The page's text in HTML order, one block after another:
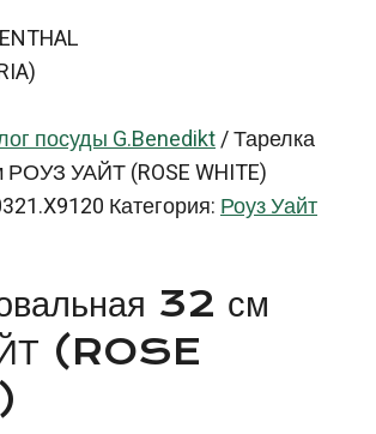
посуды G.Benedikt/Тарелка
РОУЗ УАЙТ (ROSE WHITE)
Категория:Роуз Уайт
32 см
(ROSE